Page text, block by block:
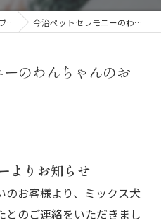
ブログ 今治ペットセレモニーのわんちゃんのお引き取り合同火葬
のわんちゃんのお
よりお知らせ
お客様より、ミックス犬
のご連絡をいただきまし